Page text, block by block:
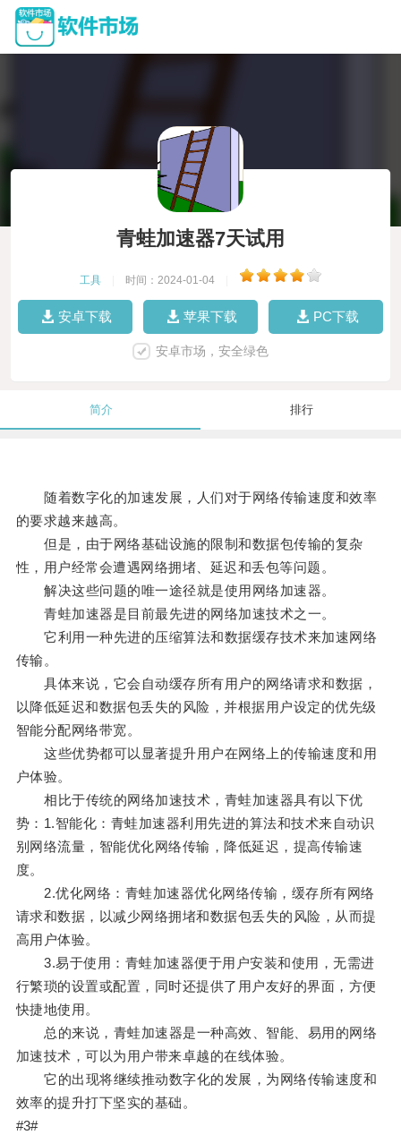
青蛙加速器7天试用
工具 时间：2024-01-04
安卓下载 苹果下载 PC下载
安卓市场，安全绿色
简介 排行
随着数字化的加速发展，人们对于网络传输速度和效率
的要求越来越高。
但是，由于网络基础设施的限制和数据包传输的复杂
性，用户经常会遭遇网络拥堵、延迟和丢包等问题。
解决这些问题的唯一途径就是使用网络加速器。
青蛙加速器是目前最先进的网络加速技术之一。
它利用一种先进的压缩算法和数据缓存技术来加速网络
传输。
具体来说，它会自动缓存所有用户的网络请求和数据，
以降低延迟和数据包丢失的风险，并根据用户设定的优先级
智能分配网络带宽。
这些优势都可以显著提升用户在网络上的传输速度和用
户体验。
相比于传统的网络加速技术，青蛙加速器具有以下优
势：1.智能化：青蛙加速器利用先进的算法和技术来自动识
别网络流量，智能优化网络传输，降低延迟，提高传输速
度。
2.优化网络：青蛙加速器优化网络传输，缓存所有网络
请求和数据，以减少网络拥堵和数据包丢失的风险，从而提
高用户体验。
3.易于使用：青蛙加速器便于用户安装和使用，无需进
行繁琐的设置或配置，同时还提供了用户友好的界面，方便
快捷地使用。
总的来说，青蛙加速器是一种高效、智能、易用的网络
加速技术，可以为用户带来卓越的在线体验。
它的出现将继续推动数字化的发展，为网络传输速度和
效率的提升打下坚实的基础。
#3#